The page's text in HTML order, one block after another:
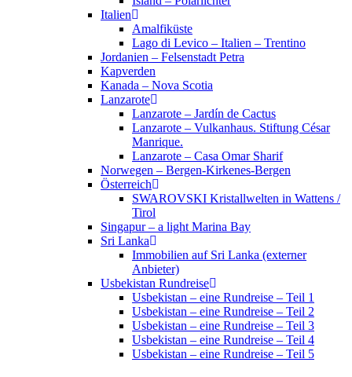
Italien
Amalfiküste
Lago di Levico – Italien – Trentino
Jordanien – Felsenstadt Petra
Kapverden
Kanada – Nova Scotia
Lanzarote
Lanzarote – Jardín de Cactus
Lanzarote – Vulkanhaus. Stiftung César
Manrique.
Lanzarote – Casa Omar Sharif
Norwegen – Bergen-Kirkenes-Bergen
Österreich
SWAROVSKI Kristallwelten in Wattens /
Tirol
Singapur – a light Marina Bay
Sri Lanka
Immobilien auf Sri Lanka (externer
Anbieter)
Usbekistan Rundreise
Usbekistan – eine Rundreise – Teil 1
Usbekistan – eine Rundreise – Teil 2
Usbekistan – eine Rundreise – Teil 3
Usbekistan – eine Rundreise – Teil 4
Usbekistan – eine Rundreise – Teil 5